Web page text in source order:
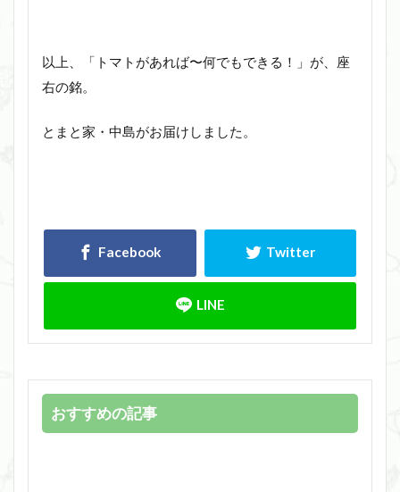
以上、「トマトがあれば〜何でもできる！」が、座
右の銘。
とまと家・中島がお届けしました。
おすすめの記事